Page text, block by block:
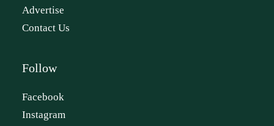
Advertise
Contact Us
Follow
Facebook
Instagram